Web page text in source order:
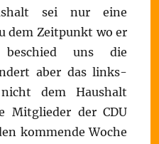
sei nur eine
dem Zeitpunkt wo er
beschied uns die
aber das links-
dem Haushalt
Mitglieder der CDU
kommende Woche